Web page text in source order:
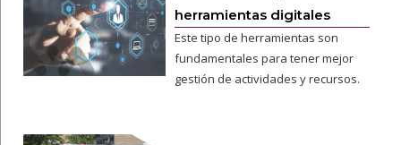
herramientas digitales
Este tipo de herramientas son
fundamentales para tener mejor
gestión de actividades y recursos.